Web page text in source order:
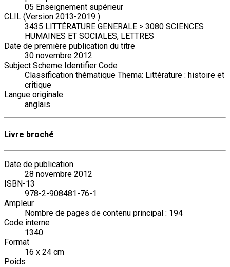
05 Enseignement supérieur
CLIL (Version 2013-2019 )
3435 LITTÉRATURE GENERALE > 3080 SCIENCES
HUMAINES ET SOCIALES, LETTRES
Date de première publication du titre
30 novembre 2012
Subject Scheme Identifier Code
Classification thématique Thema: Littérature : histoire et
critique
Langue originale
anglais
Livre broché
Date de publication
28 novembre 2012
ISBN-13
978-2-908481-76-1
Ampleur
Nombre de pages de contenu principal : 194
Code interne
1340
Format
16 x 24 cm
Poids